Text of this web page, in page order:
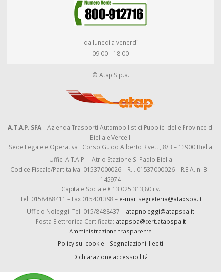
da lunedì a venerdì
09:00 – 18:00
© Atap S.p.a.
A.T.A.P. SPA– Azienda Trasporti Automobilistici Pubblici delle Province di
Biella e Vercelli
Sede Legale e Operativa : Corso Guido Alberto Rivetti, 8/B – 13900 Biella
Uffici A.T.A.P. – Atrio Stazione S. Paolo Biella
Codice Fiscale/Partita Iva: 01537000026 – R.I. 01537000026 – R.E.A. n. BI-
145974
Capitale Sociale € 13.025.313,80 i.v.
Tel. 0158488411 – Fax 015401398 – e-mail segreteria@atapspa.it
Ufficio Noleggi: Tel. 015/8488437 – atapnoleggi@atapspa.it
Posta Elettronica Certificata: atapspa@cert.atapspa.it
Amministrazione trasparente
Policy sui cookie – Segnalazioni illeciti
Dichiarazione accessibilità